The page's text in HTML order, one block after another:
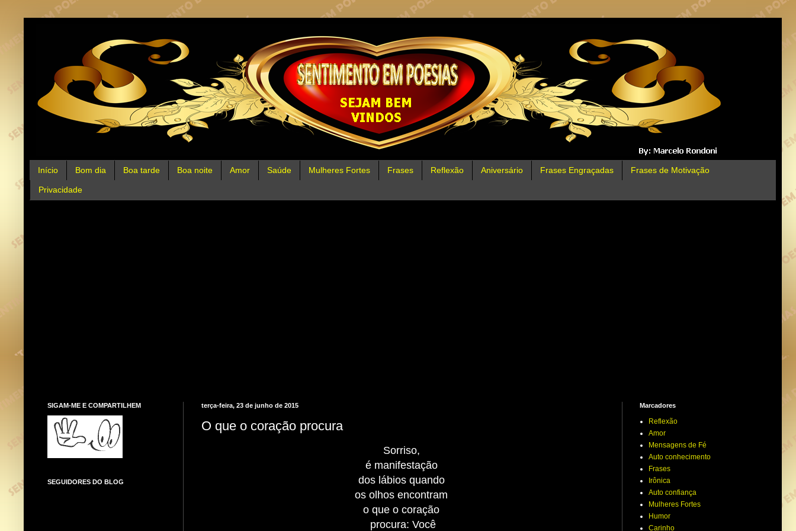
Início Bom dia Boa tarde Boa noite Amor Saúde Mulheres Fortes Frases Reflexão Aniversário Frases Engraçadas Frases de Motivação
Privacidade
terça-feira, 23 de junho de 2015
O que o coração procura
Sorriso,
é manifestação
dos lábios quando
os olhos encontram
o que o coração
procura: Você
SIGAM-ME E COMPARTILHEM
SEGUIDORES DO BLOG
Marcadores
Reflexão
Amor
Mensagens de Fé
Auto conhecimento
Frases
Irônica
Auto confiança
Mulheres Fortes
Humor
Carinho